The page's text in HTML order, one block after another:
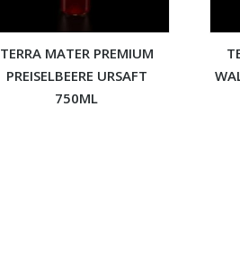
TERRA MATER PREMIUM
PREISELBEERE URSAFT
750ML